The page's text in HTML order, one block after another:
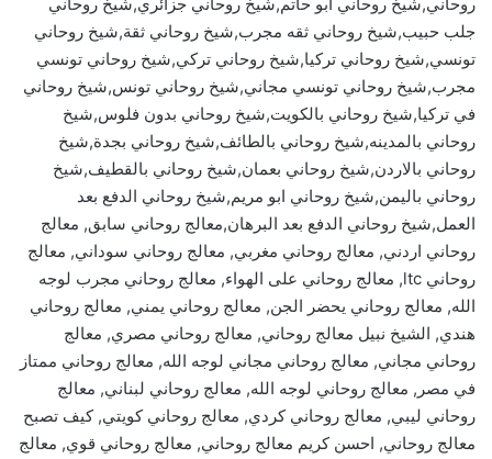
جلب حبيب,شيخ روحاني ثقه مجرب,شيخ روحاني ثقة,شيخ روحاني
تونسي,شيخ روحاني تركيا,شيخ روحاني تركي,شيخ روحاني تونسي
مجرب,شيخ روحاني تونسي مجاني,شيخ روحاني تونس,شيخ روحاني
في تركيا,شيخ روحاني بالكويت,شيخ روحاني بدون فلوس,شيخ
روحاني بالمدينه,شيخ روحاني بالطائف,شيخ روحاني بجدة,شيخ
روحاني بالاردن,شيخ روحاني بعمان,شيخ روحاني بالقطيف,شيخ
روحاني باليمن,شيخ روحاني ابو مريم,شيخ روحاني الدفع بعد
العمل,شيخ روحاني الدفع بعد البرهان,معالج روحاني سابق, معالج
روحاني اردني, معالج روحاني مغربي, معالج روحاني سوداني, معالج
روحاني ltc, معالج روحاني على الهواء, معالج روحاني مجرب لوجه
الله, معالج روحاني يحضر الجن, معالج روحاني يمني, معالج روحاني
هندي, الشيخ نبيل معالج روحاني, معالج روحاني مصري, معالج
روحاني مجاني, معالج روحاني مجاني لوجه الله, معالج روحاني ممتاز
في مصر, معالج روحاني لوجه الله, معالج روحاني لبناني, معالج
روحاني ليبي, معالج روحاني كردي, معالج روحاني كويتي, كيف تصبح
معالج روحاني, احسن كريم معالج روحاني, معالج روحاني قوي, معالج